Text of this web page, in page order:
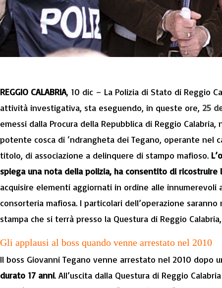
REGGIO CALABRIA, 10 dic – La Polizia di Stato di Reggio
attività investigativa, sta eseguendo, in queste ore, 25
emessi dalla Procura della Repubblica di Reggio
potente cosca di ‘ndrangheta dei Tegano, operante nel
titolo, di associazione a delinquere di stampo mafioso.
spiega una nota della polizia, ha consentito di ricostruire
acquisire elementi aggiornati in ordine alle
consorteria mafiosa. I particolari dell’operazione
stampa che si terrà presso la Questura di Reggio Calabria,
Gli applausi al boss quando venne arrestato nel 2010
Il boss Giovanni Tegano venne arrestato nel 2010 dopo
durato 17 anni. All’uscita dalla Questura di Reggio